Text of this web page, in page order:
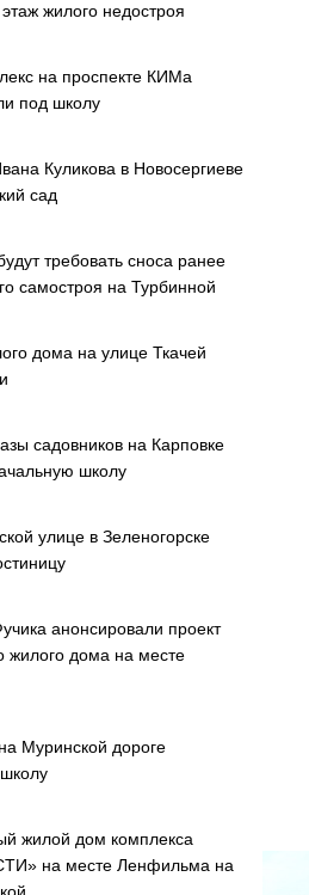
жилого недостроя
на проспекте КИМа
под школу
Куликова в Новосергиеве
сад
требовать сноса ранее
самостроя на Турбинной
дома на улице Ткачей
садовников на Карповке
школу
улице в Зеленогорске
анонсировали проект
жилого дома на месте
Муринской дороге
жилой дом комплекса
на месте Ленфильма на